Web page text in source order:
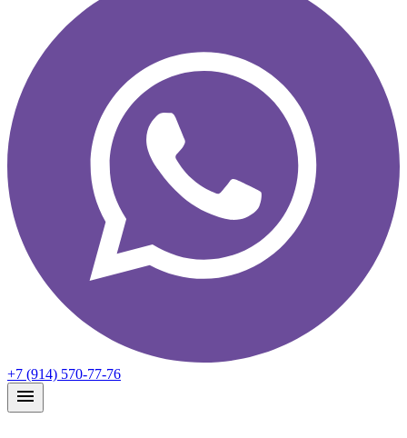
+7 (914) 570-77-76